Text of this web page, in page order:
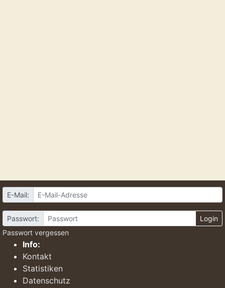
E-Mail:
Passwort:
Login
Passwort vergessen
Info:
Kontakt
Statistiken
Datenschutz